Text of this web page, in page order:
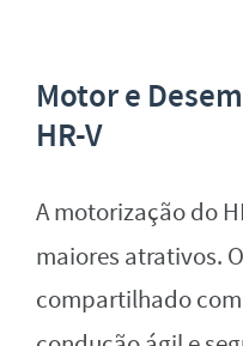
Motor e
HR-V
A motorização do
maiores atrativos.
compartilhado